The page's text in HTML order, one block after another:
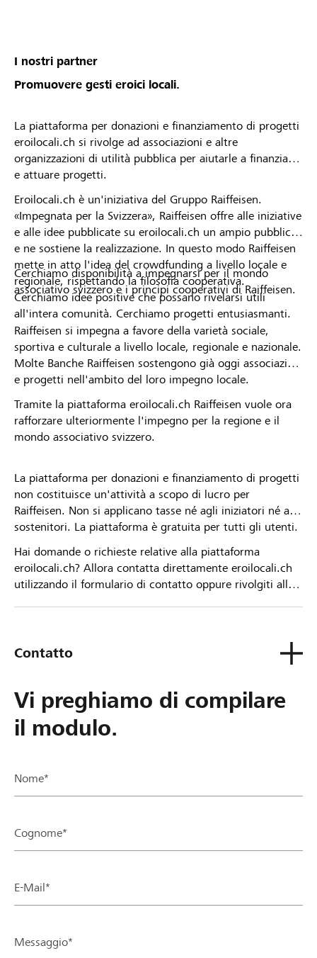
I nostri partner
Promuovere gesti eroici locali.
La piattaforma per donazioni e finanziamento di progetti
eroilocali.ch si rivolge ad associazioni e altre
organizzazioni di utilità pubblica per aiutarle a finanziare
e attuare progetti.
Eroilocali.ch è un'iniziativa del Gruppo Raiffeisen.
«Impegnata per la Svizzera», Raiffeisen offre alle iniziative
e alle idee pubblicate su eroilocali.ch un ampio pubblico
e ne sostiene la realizzazione. In questo modo Raiffeisen
mette in atto l'idea del crowdfunding a livello locale e
regionale, rispettando la filosofia cooperativa.
Cerchiamo idee positive che possano rivelarsi utili
all'intera comunità. Cerchiamo progetti entusiasmanti.
Cerchiamo disponibilità a impegnarsi per il mondo
associativo svizzero e i principi cooperativi di Raiffeisen.
Raiffeisen si impegna a favore della varietà sociale,
sportiva e culturale a livello locale, regionale e nazionale.
Molte Banche Raiffeisen sostengono già oggi associazioni
e progetti nell'ambito del loro impegno locale.
Tramite la piattaforma eroilocali.ch Raiffeisen vuole ora
rafforzare ulteriormente l'impegno per la regione e il
mondo associativo svizzero.
La piattaforma per donazioni e finanziamento di progetti
non costituisce un'attività a scopo di lucro per
Raiffeisen. Non si applicano tasse né agli iniziatori né ai
sostenitori. La piattaforma è gratuita per tutti gli utenti.
Hai domande o richieste relative alla piattaforma
eroilocali.ch? Allora contatta direttamente eroilocali.ch
utilizzando il formulario di contatto oppure rivolgiti alla
Contatto
Vi preghiamo di compilare
il modulo.
Nome*
Cognome*
E-Mail*
Messaggio*